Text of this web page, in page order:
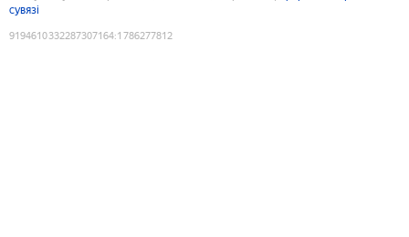
сувязі
9194610332287307164:1786277812